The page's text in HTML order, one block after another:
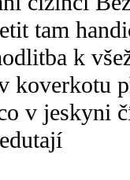
tam
k
koverkotu
v jeskyni